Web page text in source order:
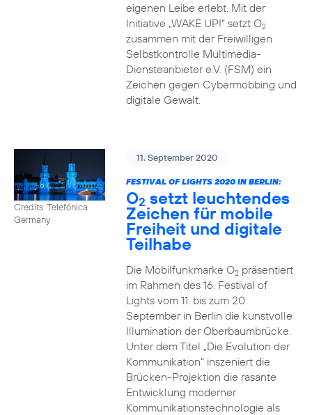
eigenen Leibe erlebt. Mit der
Initiative „WAKE UP!“ setzt O2
zusammen mit der Freiwilligen
Selbstkontrolle Multimedia-
Diensteanbieter e.V. (FSM) ein
Zeichen gegen Cybermobbing und
digitale Gewalt.
Credits: Telefónica
Germany
11. September 2020
FESTIVAL OF LIGHTS 2020 IN BERLIN:
O2 setzt leuchtendes
Zeichen für mobile
Freiheit und digitale
Teilhabe
Die Mobilfunkmarke O2präsentiert
im Rahmen des 16. Festival of
Lights vom 11. bis zum 20.
September in Berlin die kunstvolle
Illumination der Oberbaumbrücke.
Unter dem Titel „Die Evolution der
Kommunikation“ inszeniert die
Brücken-Projektion die rasante
Entwicklung moderner
Kommunikationstechnologie als